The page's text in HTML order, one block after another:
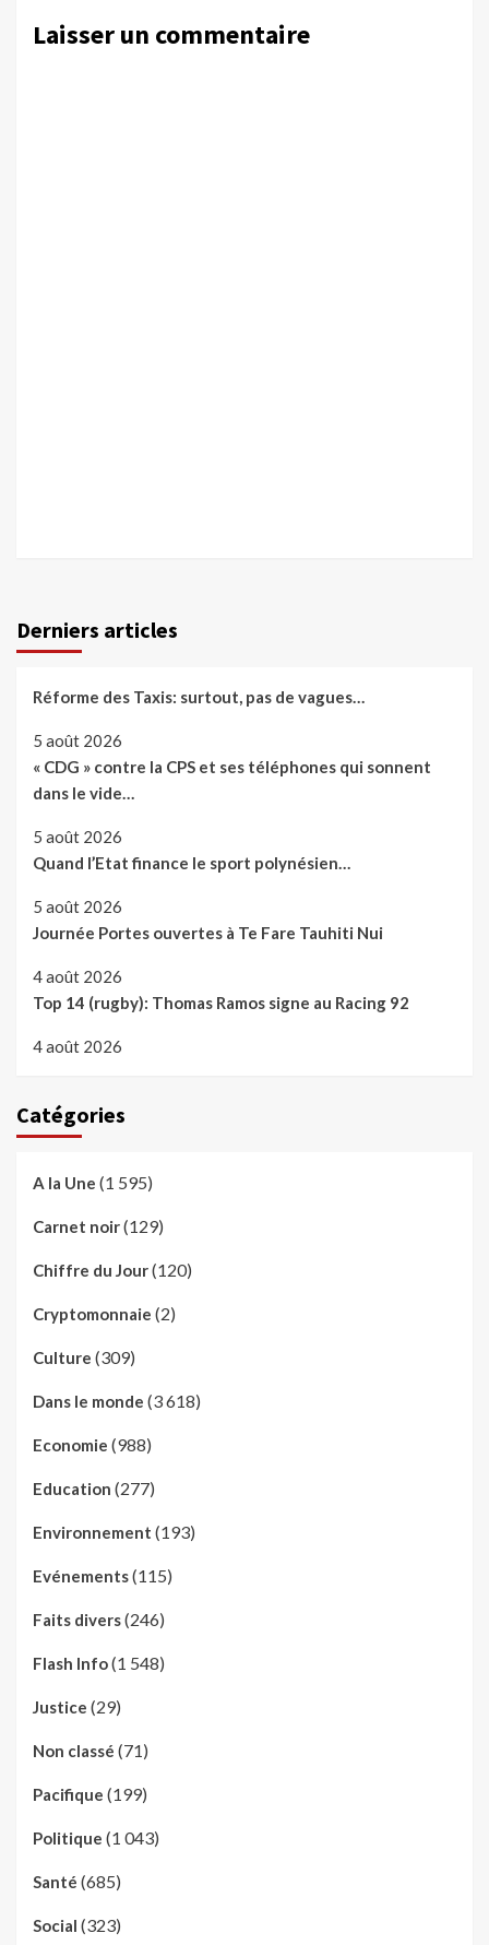
Laisser un commentaire
Derniers articles
Réforme des Taxis: surtout, pas de vagues…
5 août 2026
« CDG » contre la CPS et ses téléphones qui sonnent
dans le vide…
5 août 2026
Quand l’Etat finance le sport polynésien…
5 août 2026
Journée Portes ouvertes à Te Fare Tauhiti Nui
4 août 2026
Top 14 (rugby): Thomas Ramos signe au Racing 92
4 août 2026
Catégories
A la Une (1 595)
Carnet noir(129)
Chiffre du Jour(120)
Cryptomonnaie (2)
Culture (309)
Dans le monde (3 618)
Economie (988)
Education (277)
Environnement (193)
Evénements(115)
Faits divers(246)
Flash Info(1 548)
Justice (29)
Non classé (71)
Pacifique (199)
Politique (1 043)
Santé (685)
Social (323)